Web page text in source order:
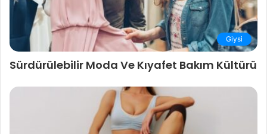
Giysi
Sürdürülebilir Moda Ve Kıyafet Bakım Kültürü